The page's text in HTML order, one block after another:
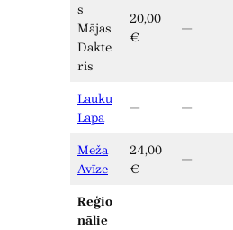
s
Mājas
Dakte
ris
20,00
€
—
Lauku
Lapa
— —
Meža
Avīze
24,00
€
—
Reģio
nālie